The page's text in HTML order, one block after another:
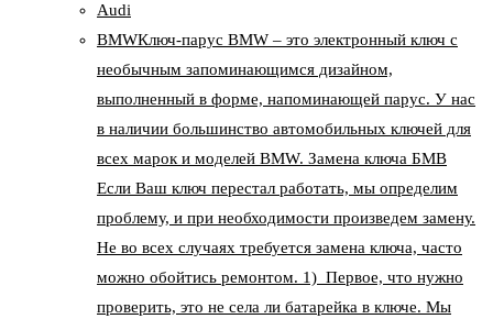
Audi
BMWКлюч-парус BMW – это электронный ключ с
необычным запоминающимся дизайном,
выполненный в форме, напоминающей парус. У нас
в наличии большинство автомобильных ключей для
всех марок и моделей BMW. Замена ключа БМВ
Если Ваш ключ перестал работать, мы определим
проблему, и при необходимости произведем замену.
Не во всех случаях требуется замена ключа, часто
можно обойтись ремонтом. 1) Первое, что нужно
проверить, это не села ли батарейка в ключе. Мы